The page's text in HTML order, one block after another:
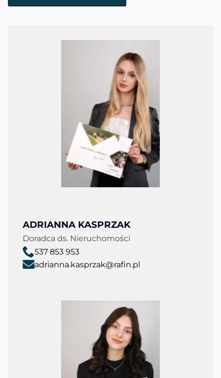
ADRIANNA KASPRZAK
Doradca ds. Nieruchomości
537 853 953
adrianna.kasprzak@rafin.pl